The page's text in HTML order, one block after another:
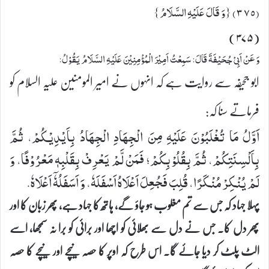
(٣٧٥) {وَ قَالَ عَلَیْهِ السَّلَامُ}
(۳۷۵)
وَ عَنْ اَبِیْ جُحَیْفَةَ قَالَ: سَمِعْتُ اَمِیْرَ الْمُؤْمِنِیْنَ عَلَیْهِ السَّلَامُ یَقُوْلُ:
ابو جحیفہ سے روایت ہے کہ انہوں نے امیر المومنین علیہ السلام کو
فرماتے سنا کہ:
اَوَّلُ مَا تُغْلَبُوْنَ عَلَیْهِ مِنَ الْجِهَادِ الْجِهَادُ بِاَیْدِیْكُمْ، ثُمَّ
بِاَلْسِنَتِكُمْ، ثُمَّ بِقُلُوْبِكُمْ؛ فَمَنْ لَّمْ یَعْرِفْ بِقَلْبِهٖ مَعْرُوْفًا، وَ
لَمْ یُنْكِرْ مُنْكَرًا، قُلِبَ فَجُعِلَ اَعْلَاهُ اَسْفَلَهٗ، وَ اَسَفَلُهٗۤ اَعْلَاهٗ.
پہلا جہاد کہ جس سے تم مغلوب ہو جاؤ گے، ہاتھ کا جہاد ہے، پھر زبان کا اور
پھر دل کا۔ جس نے دل سے بھلائی کو اچھا اور برائی کو برا نہ سمجھا، اسے
الٹ پلٹ کر دیا جائے گا۔ اس طرح کہ اوپر کا حصہ نیچے اور نیچے کا حصہ